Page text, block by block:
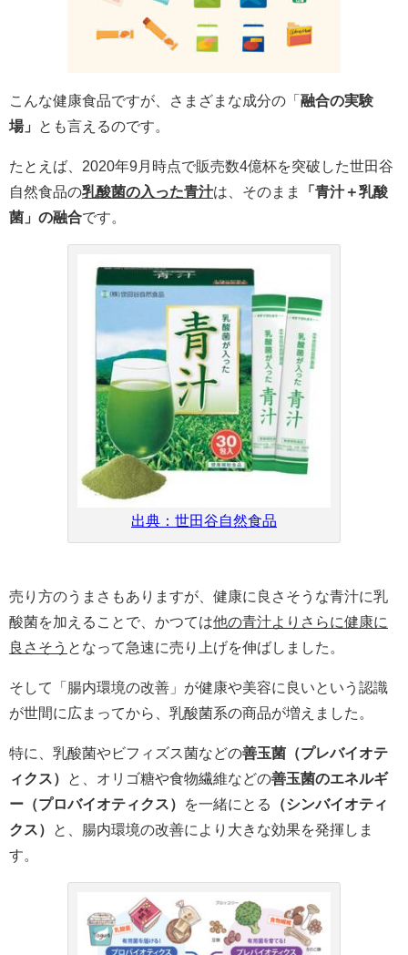
こんな健康食品ですが、さまざまな成分の「 融合の実験
場」
とも言えるのです。
たとえば、2020年9月時点で販売数4億杯を突破した世田谷
自然食品の乳酸菌の入った青汁は、そのまま
「青汁＋乳酸
菌」の融合です。
出典：世田谷自然食品
売り方のうまさもありますが、健康に良さそうな青汁に乳
酸菌を加えることで、かつては他の青汁よりさらに健康に
良さそう となって急速に売り上げを伸ばしました。
そして「腸内環境の改善」が健康や美容に良いという認識
が世間に広まってから、乳酸菌系の商品が増えました。
特に、乳酸菌やビフィズス菌などの善玉菌（プレバイオテ
ィクス）
と、オリゴ糖や食物繊維などの善玉菌のエネルギ
ー（プロバイオティクス）
を一緒にとる
（シンバイオティ
クス）
と、腸内環境の改善により大きな効果を発揮しま
す。